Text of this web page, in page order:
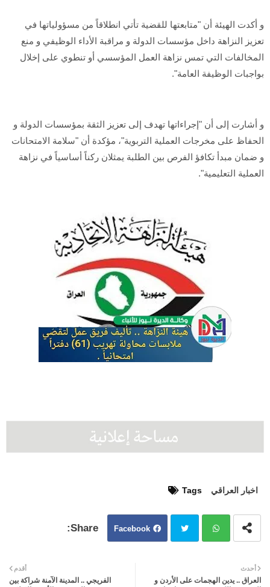
و أكدت الهيئة أن "متابعتها للقضية تأتي انطلاقاً من مسؤولياتها في
تعزيز النزاهة داخل مؤسسات الدولة و مراقبة الأداء الوظيفي و منع
المخالفات التي تمس نزاهة العمل المؤسسي أو تنطوي على إخلال
بواجبات الوظيفة العامة".
و أشارت إلى أن "إجراءاتها تهدف إلى تعزيز الثقة بمؤسسات الدولة و
الحفاظ على مخرجات العملية التربوية"، مؤكدة أن "سلامة الامتحانات
و ضمان مبدأ تكافؤ الفرص بين الطلبة يمثلان ركناً أساسياً في نزاهة
العملية التعليمية".
Tags اخبار العراقي
Facebook
ter atsa
أحدث
العراق .. يدين الهجمات على الأردن و
أقدم
الفريجي .. المدينة الآمنة شراكة بين